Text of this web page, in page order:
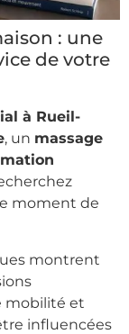
: une
de votre
à Rueil-
, un massage
moment de
montrent
mobilité et
influencées